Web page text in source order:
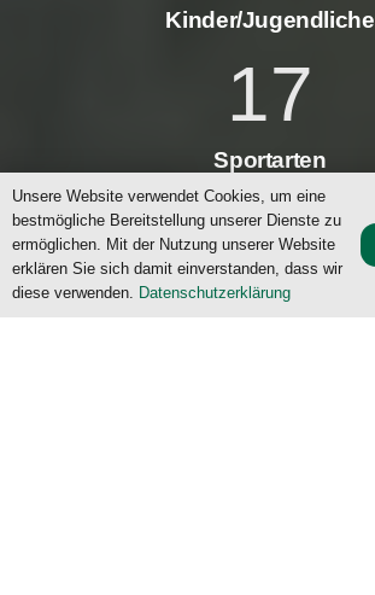
Kinder/Jugendliche
17
Sportarten
19
Sportstätten
Unsere Website verwendet Cookies, um eine
bestmögliche Bereitstellung unserer Dienste zu
ermöglichen. Mit der Nutzung unserer Website
erklären Sie sich damit einverstanden, dass wir
diese verwenden. Datenschutzerklärung